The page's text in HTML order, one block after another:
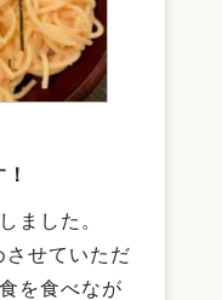
ました。
させていただ
を食べなが